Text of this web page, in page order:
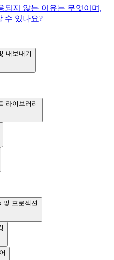
되지 않는 이유는 무엇이며,
수 있나요?
내보내기
라이브러리
및 프로젝션